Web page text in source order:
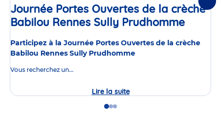
Journée Portes Ouvertes de la crèche
Babilou Rennes Sully Prudhomme
Participez à la Journée Portes Ouvertes de la crèche
Babilou Rennes Sully Prudhomme
Vous recherchez un...
Lire la suiteJournée
Portes
GoGoGo